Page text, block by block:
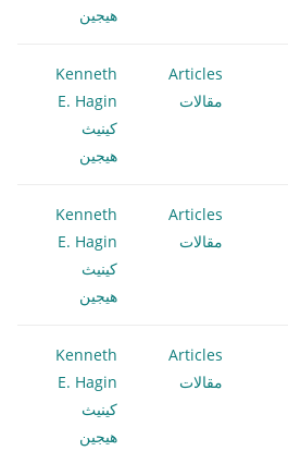
هيجين
Articles
مقالات
Kenneth
E. Hagin
كينيث
هيجين
Articles
مقالات
Kenneth
E. Hagin
كينيث
هيجين
Articles
مقالات
Kenneth
E. Hagin
كينيث
هيجين